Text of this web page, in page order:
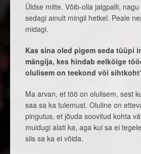
Üldse mitte. Võib-olla jalgpalli,
sedagi ainult mingil hetkel. Peale
midagi.
Kas sina oled pigem seda tüüpi
mängija, kes hindab eelkõige
olulisem on teekond või
Ma arvan, et töö on olulisem, sest
saa sa ka tulemust. Oluline on
pingutus, et jõuda soovitud kohta
muidugi alati ka, aga kui sa ei
siis sa ka ei võida.